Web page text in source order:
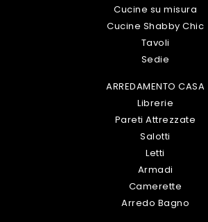
Cucine su misura
Cucine Shabby Chic
Tavoli
Sedie
ARREDAMENTO CASA
Librerie
Pareti Attrezzate
Salotti
Letti
Armadi
Camerette
Arredo Bagno